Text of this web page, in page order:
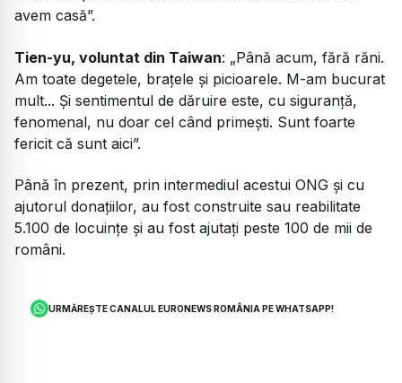
avem casă”.
Tien-yu, voluntat din Taiwan: „Până acum, fără răni.
Am toate degetele, brațele și picioarele. M-am bucurat
mult... Și sentimentul de dăruire este, cu siguranță,
fenomenal, nu doar cel când primești. Sunt foarte
fericit că sunt aici”.
Până în prezent, prin intermediul acestui ONG și cu
ajutorul donațiilor, au fost construite sau reabilitate
5.100 de locuințe și au fost ajutați peste 100 de mii de
români.
URMĂREȘTE CANALUL EURONEWS ROMÂNIA PE WHATSAPP!